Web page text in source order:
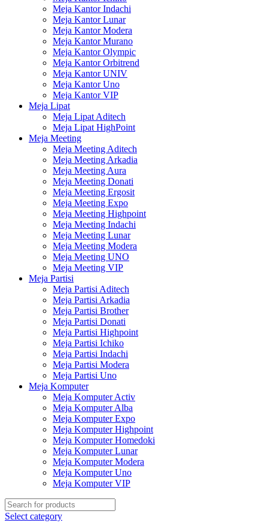
Meja Kantor Indachi
Meja Kantor Lunar
Meja Kantor Modera
Meja Kantor Murano
Meja Kantor Olympic
Meja Kantor Orbitrend
Meja Kantor UNIV
Meja Kantor Uno
Meja Kantor VIP
Meja Lipat
Meja Lipat Aditech
Meja Lipat HighPoint
Meja Meeting
Meja Meeting Aditech
Meja Meeting Arkadia
Meja Meeting Aura
Meja Meeting Donati
Meja Meeting Ergosit
Meja Meeting Expo
Meja Meeting Highpoint
Meja Meeting Indachi
Meja Meeting Lunar
Meja Meeting Modera
Meja Meeting UNO
Meja Meeting VIP
Meja Partisi
Meja Partisi Aditech
Meja Partisi Arkadia
Meja Partisi Brother
Meja Partisi Donati
Meja Partisi Highpoint
Meja Partisi Ichiko
Meja Partisi Indachi
Meja Partisi Modera
Meja Partisi Uno
Meja Komputer
Meja Komputer Activ
Meja Komputer Alba
Meja Komputer Expo
Meja Komputer Highpoint
Meja Komputer Homedoki
Meja Komputer Lunar
Meja Komputer Modera
Meja Komputer Uno
Meja Komputer VIP
Select category